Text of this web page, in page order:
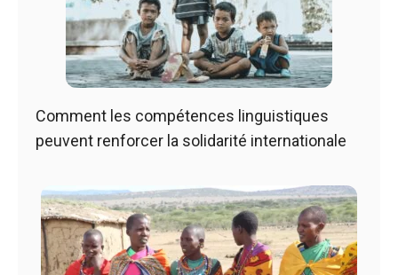
Comment les compétences linguistiques
peuvent renforcer la solidarité internationale